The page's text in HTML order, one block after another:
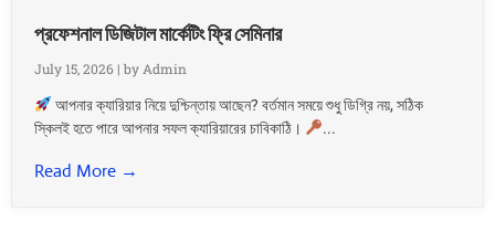
প্রফেশনাল ডিজিটাল মার্কেটিং ফ্রি সেমিনার
July 15, 2026 | by Admin
আপনার ক্যারিয়ার নিয়ে দুশ্চিন্তায় আছেন? বর্তমান সময়ে শুধু ডিগ্রি নয়, সঠিক
স্কিলই হতে পারে আপনার সফল ক্যারিয়ারের চাবিকাঠি।
...
Read More →